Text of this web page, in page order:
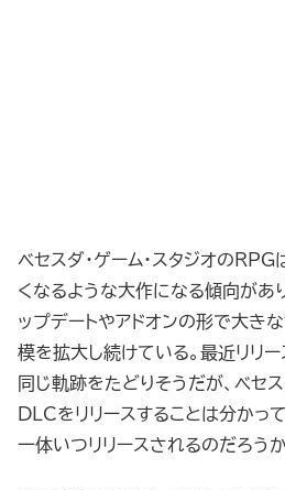
ベセスダ・ゲーム・スタジオの
くなるような大作になる傾向があ
ップデートやアドオンの形で大き
模を拡大し続けている。最近リリ
同じ軌跡をたどりそうだが、ベセ
DLCをリリースすることは分かっ
一体いつリリースされるのだろう